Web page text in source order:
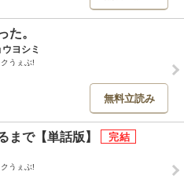
た。
ヨシミ
うぇぶ!
無料立読み
まで【単話版】
うぇぶ!